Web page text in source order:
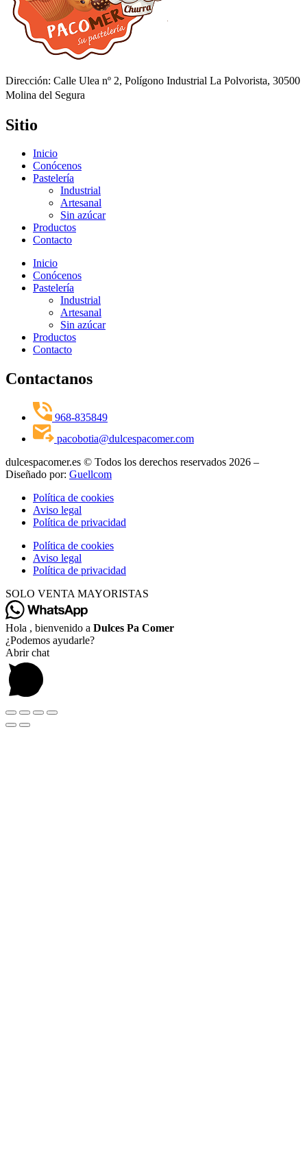
Dirección: Calle Ulea nº 2, Polígono Industrial La Polvorista, 30500
Molina del Segura
Sitio
Inicio
Conócenos
Pastelería
Industrial
Artesanal
Sin azúcar
Productos
Contacto
Inicio
Conócenos
Pastelería
Industrial
Artesanal
Sin azúcar
Productos
Contacto
Contactanos
968-835849
pacobotia@dulcespacomer.com
dulcespacomer.es © Todos los derechos reservados 2026 –
Diseñado por: Guellcom
Política de cookies
Aviso legal
Política de privacidad
Política de cookies
Aviso legal
Política de privacidad
SOLO VENTA MAYORISTAS
Hola , bienvenido a Dulces Pa Comer
¿Podemos ayudarle?
Abrir chat